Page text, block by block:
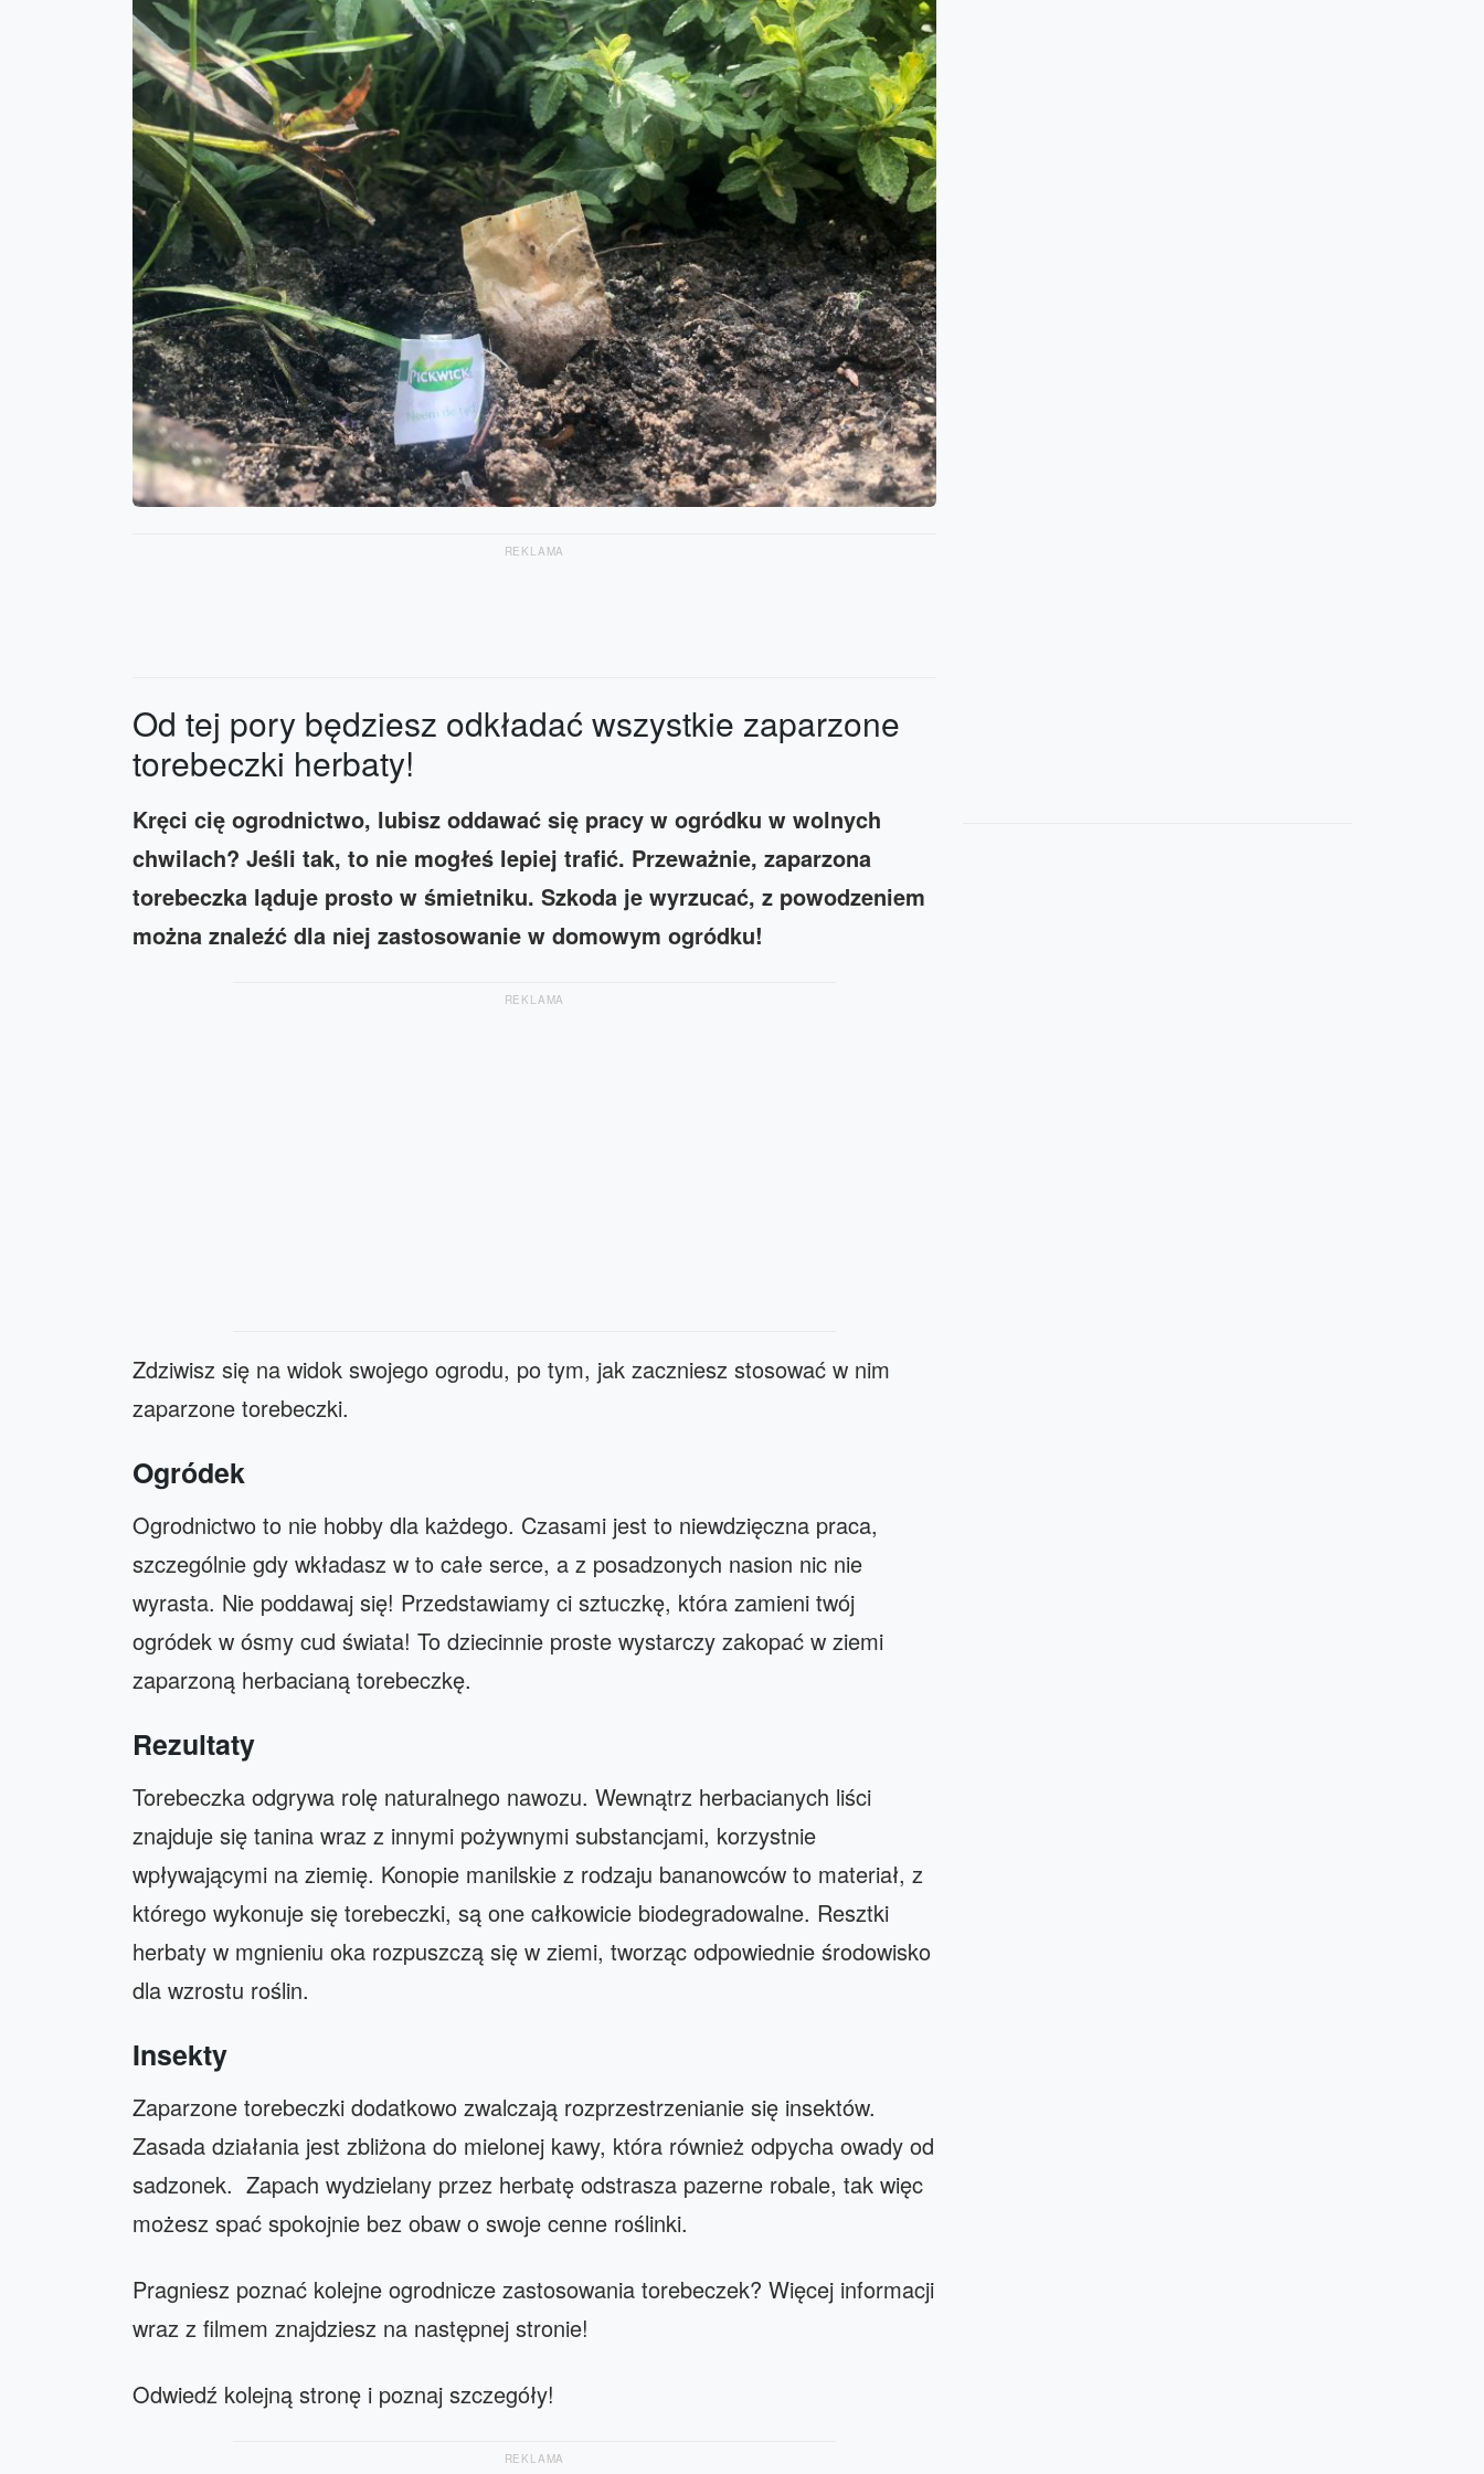
REKLAMA
Od tej pory będziesz odkładać wszystkie zaparzone
torebeczki herbaty!
Kręci cię ogrodnictwo, lubisz oddawać się pracy w ogródku w wolnych
chwilach? Jeśli tak, to nie mogłeś lepiej trafić. Przeważnie, zaparzona
torebeczka ląduje prosto w śmietniku. Szkoda je wyrzucać, z powodzeniem
można znaleźć dla niej zastosowanie w domowym ogródku!
REKLAMA
Zdziwisz się na widok swojego ogrodu, po tym, jak zaczniesz stosować w nim
zaparzone torebeczki.
Ogródek
Ogrodnictwo to nie hobby dla każdego. Czasami jest to niewdzięczna praca,
szczególnie gdy wkładasz w to całe serce, a z posadzonych nasion nic nie
wyrasta. Nie poddawaj się! Przedstawiamy ci sztuczkę, która zamieni twój
ogródek w ósmy cud świata! To dziecinnie proste wystarczy zakopać w ziemi
zaparzoną herbacianą torebeczkę.
Rezultaty
Torebeczka odgrywa rolę naturalnego nawozu. Wewnątrz herbacianych liści
znajduje się tanina wraz z innymi pożywnymi substancjami, korzystnie
wpływającymi na ziemię. Konopie manilskie z rodzaju bananowców to materiał, z
którego wykonuje się torebeczki, są one całkowicie biodegradowalne. Resztki
herbaty w mgnieniu oka rozpuszczą się w ziemi, tworząc odpowiednie środowisko
dla wzrostu roślin.
Insekty
Zaparzone torebeczki dodatkowo zwalczają rozprzestrzenianie się insektów.
Zasada działania jest zbliżona do mielonej kawy, która również odpycha owady od
sadzonek. Zapach wydzielany przez herbatę odstrasza pazerne robale, tak więc
możesz spać spokojnie bez obaw o swoje cenne roślinki.
Pragniesz poznać kolejne ogrodnicze zastosowania torebeczek? Więcej informacji
wraz z filmem znajdziesz na następnej stronie!
Odwiedź kolejną stronę i poznaj szczegóły!
REKLAMA